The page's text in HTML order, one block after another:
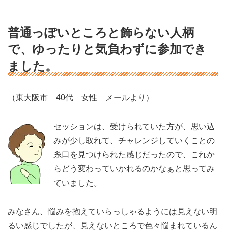
普通っぽいところと飾らない人柄
で、ゆったりと気負わずに参加でき
ました。
（東大阪市 40代 女性 メールより）
セッションは、受けられていた方が、思い込
みが少し取れて、チャレンジしていくことの
糸口を見つけられた感じだったので、これか
らどう変わっていかれるのかなぁと思ってみ
ていました。
みなさん、悩みを抱えていらっしゃるようには見えない明
るい感じでしたが、見えないところで色々悩まれているん